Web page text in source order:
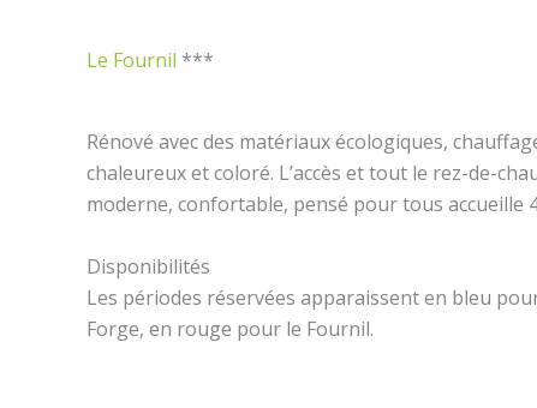
Le Fournil ***
Rénové avec des matériaux écologiques,
chaleureux et coloré. L’accès et tout le rez-de-
moderne, confortable, pensé pour tous accueille
Disponibilités
Les périodes réservées apparaissent en bleu
Forge, en rouge pour le Fournil.